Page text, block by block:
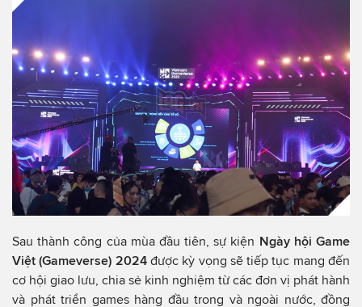
Sau thành công của mùa đầu tiên, sự kiện Ngày hội Game
Việt (Gameverse) 2024được kỳ vọng sẽ tiếp tục mang đến
cơ hội giao lưu, chia sẻ kinh nghiệm từ các đơn vị phát hành
và phát triển games hàng đầu trong và ngoài nước, đồng